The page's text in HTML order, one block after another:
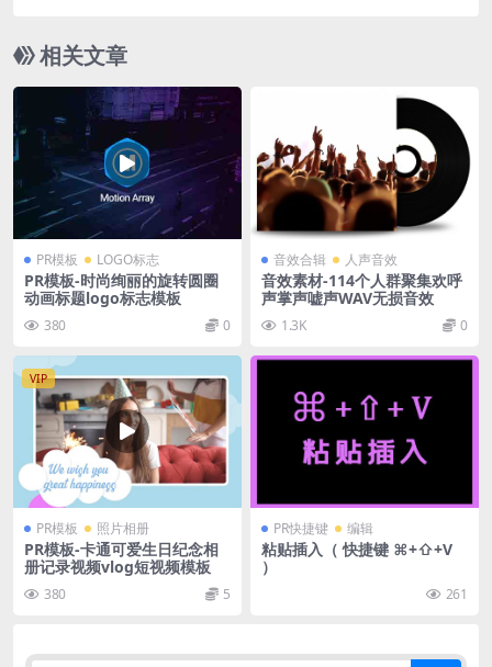
相关文章
PR模板 LOGO标志
PR模板-时尚绚丽的旋转圆圈
动画标题logo标志模板
380 0
音效合辑 人声音效
音效素材-114个人群聚集欢呼
声掌声嘘声WAV无损音效
1.3K 0
VIP
PR模板 照片相册
PR模板-卡通可爱生日纪念相
册记录视频vlog短视频模板
380 5
PR快捷键 编辑
粘贴插入（ 快捷键 ⌘+⇧+V
）
261